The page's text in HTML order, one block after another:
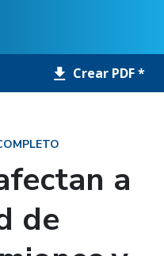
Crear PDF *
a
de